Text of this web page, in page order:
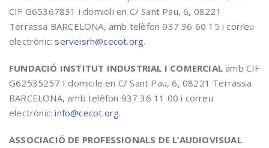
CIF G65367831 i domicili en C/ Sant Pau, 6, 08221
Terrassa BARCELONA, amb telèfon 937 36 60 15 i correu
electrònic:serveisrh@cecot.org.
FUNDACIÓ INSTITUT INDUSTRIAL I COMERCIAL amb CIF
G62535257 I domicile en C/ Sant Pau, 6, 08221 Terrassa
BARCELONA, amb telèfon 937 36 11 00 i correu
electrònic:info@cecot.org.
ASSOCIACIÓ DE PROFESSIONALS DE L’AUDIOVISUAL